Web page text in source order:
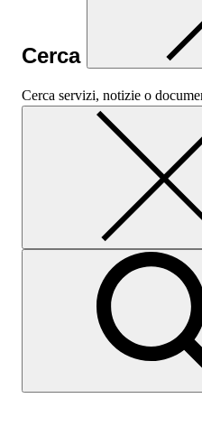
Cerca
Cerca servizi, notizie o